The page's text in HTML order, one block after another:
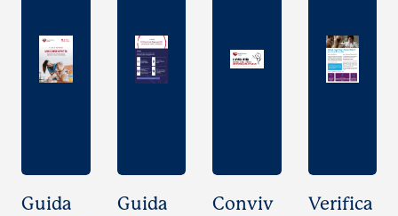
transtiretina
Guida
Guida
Conviv
Verifica